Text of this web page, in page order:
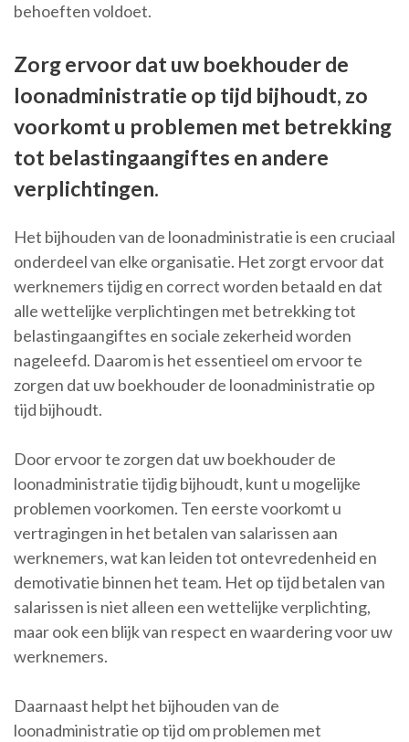
behoeften voldoet.
Zorg ervoor dat uw boekhouder de
loonadministratie op tijd bijhoudt, zo
voorkomt u problemen met betrekking
tot belastingaangiftes en andere
verplichtingen.
Het bijhouden van de loonadministratie is een cruciaal
onderdeel van elke organisatie. Het zorgt ervoor dat
werknemers tijdig en correct worden betaald en dat
alle wettelijke verplichtingen met betrekking tot
belastingaangiftes en sociale zekerheid worden
nageleefd. Daarom is het essentieel om ervoor te
zorgen dat uw boekhouder de loonadministratie op
tijd bijhoudt.
Door ervoor te zorgen dat uw boekhouder de
loonadministratie tijdig bijhoudt, kunt u mogelijke
problemen voorkomen. Ten eerste voorkomt u
vertragingen in het betalen van salarissen aan
werknemers, wat kan leiden tot ontevredenheid en
demotivatie binnen het team. Het op tijd betalen van
salarissen is niet alleen een wettelijke verplichting,
maar ook een blijk van respect en waardering voor uw
werknemers.
Daarnaast helpt het bijhouden van de
loonadministratie op tijd om problemen met